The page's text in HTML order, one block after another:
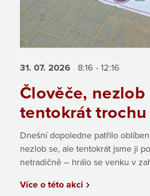
31. 07. 2026 8:16 - 12:16
Člověče, nezlob
tentokrát
Dnešní dopoledne patřilo
nezlob se, ale tentokrát jsme ji
netradičně – hrálo se venku v
Více o této akci